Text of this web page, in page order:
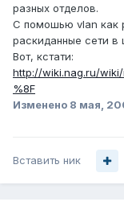
разных отделов.
С помошью vlan как
раскиданные сети в
Вот, кстати:
http://wiki.nag.ru/wiki/
%8F
Изменено 8 мая,
Вставить ник